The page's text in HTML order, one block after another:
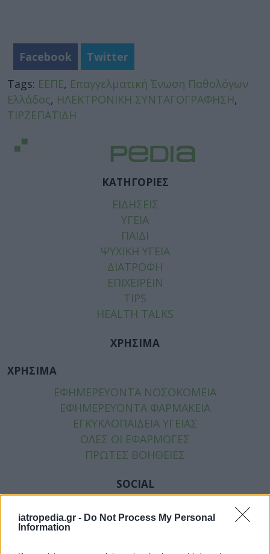
iatropedia.gr - Do Not Process My Personal
Information
Facebook
Twitter
Tags: ΕΕΠΕ, Επαγγελματική Ένωση Παθολόγων
Ελλάδος, ΗΛΕΚΤΡΟΝΙΚΗ ΣΥΝΤΑΓΟΓΡΑΦΗΣΗ,
ΤΙΡΖΕΠΑΤΙΔΗ
ΚΑΤΗΓΟΡΙΕΣ
ΕΙΔΗΣΕΙΣ
ΥΓΕΙΑ
ΠΑΙΔΙ
ΨΥΧΙΚΗ ΥΓΕΙΑ
ΔΙΑΤΡΟΦΗ
ΕΠΙΧΕΙΡΕΙΝ
TIPS
HEALTH TALKS
ΧΡΗΣΙΜΑ
ΧΡΗΣΙΜΑ
ΕΦΗΜΕΡΕΥΟΝΤΑ ΝΟΣΟΚΟΜΕΙΑ
ΕΦΗΜΕΡΕΥΟΝΤΑ ΦΑΡΜΑΚΕΙΑ
ΕΓΚΥΚΛΟΠΑΙΔΕΙΑ ΥΓΕΙΑΣ
ΟΛΕΣ ΟΙ ΕΦΑΡΜΟΓΕΣ
ΠΡΩΤΕΣ ΒΟΗΘΕΙΕΣ
SOCIAL
TWITTER